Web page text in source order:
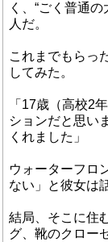
く、“ごく普通
人だ。
これまでもらっ
してみた。
「17歳（高校2
ションだと思い
くれました」
ウォーターフロ
ない」と彼女は
結局、そこに住
グ、靴のクロー